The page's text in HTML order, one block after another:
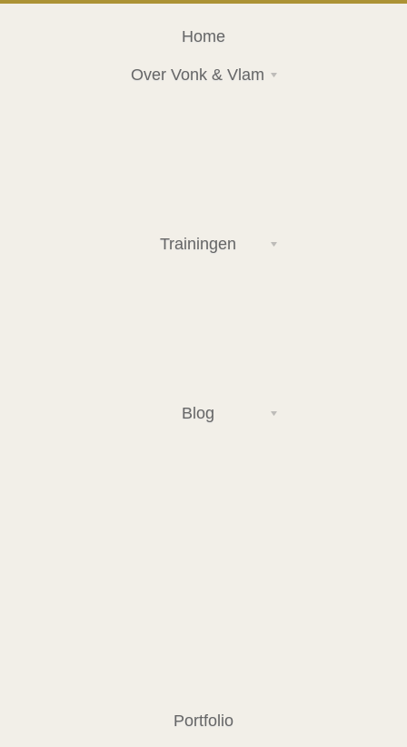
Home
Over Vonk & Vlam
Trainingen
Blog
Portfolio